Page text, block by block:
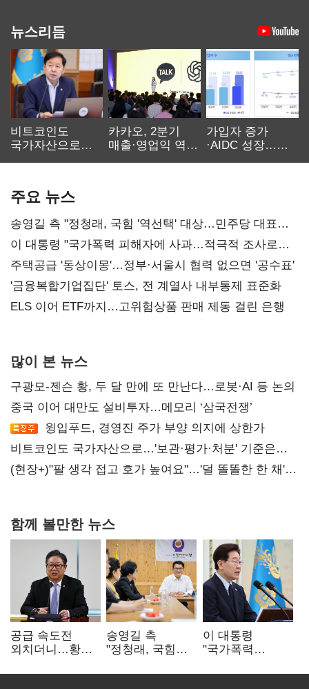
뉴스리듬
비트코인도
국가자산으로…'
카카오, 2분기
매출·영업익 역대
가입자 증가
·AIDC 성장…
주요 뉴스
송영길 측 "정청래, 국힘 '역선택' 대상…민주당 대표로
총선 지휘 못해"
이 대통령 "국가폭력 피해자에 사과…적극적 조사로
진실 밝혀야"
주택공급 '동상이몽'…정부·서울시 협력 없으면 '공수표'
'금융복합기업집단' 토스, 전 계열사 내부통제 표준화
ELS 이어 ETF까지…고위험상품 판매 제동 걸린 은행
많이 본 뉴스
구광모-젠슨 황, 두 달 만에 또 만난다…로봇·AI 등 논의
중국 이어 대만도 설비투자…메모리 ‘삼국전쟁’
윙입푸드, 경영진 주가 부양 의지에 상한가
비트코인도 국가자산으로…'보관·평가·처분' 기준은
숙제
(현장+)"팔 생각 접고 호가 높여요"…'덜 똘똘한 한 채'
함께 볼만한 뉴스
공급 속도전
외치더니…황희,
리모델링' 제안
송영길 측
"정청래, 국힘
민주당 대표로
이 대통령
"국가폭력
적극적 조사로